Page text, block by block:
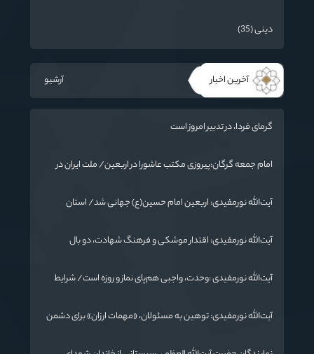
دینی (35)
آخرین اخبار آرشیو
گرمای فردا، در تدبیر امروز است
امام جمعه گرگان:پیروزی مکتب عاشورا در اربعین/ ملت ایران در
آیت‌الله نورمفیدی: اربعین امام حسین(ع) جهانی شد/ استان
دارد
آیت‌الله نورمفیدی: اقتدار موشکی و فرهنگ شهادت، دو بال
آیت‌الله نورمفیدی :وحدت، واجبی هم‌پای نماز و روزه است/ شرایط
آیت‌الله نورمفیدی: توهین به مسئولان، «مهمات ارزان» برای دشمن